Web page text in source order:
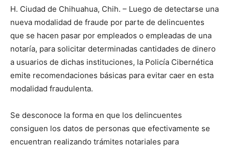
H. Ciudad de Chihuahua, Chih. – Luego de detectarse una
nueva modalidad de fraude por parte de delincuentes
que se hacen pasar por empleados o empleadas de una
notaría, para solicitar determinadas cantidades de dinero
a usuarios de dichas instituciones, la Policía Cibernética
emite recomendaciones básicas para evitar caer en esta
modalidad fraudulenta.
Se desconoce la forma en que los delincuentes
consiguen los datos de personas que efectivamente se
encuentran realizando trámites notariales para